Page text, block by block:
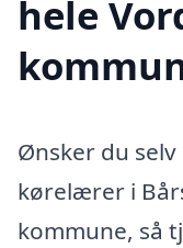
hele
Ønsker du
kørelærer i
kommune, så